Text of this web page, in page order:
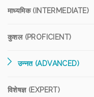
माध्यमिक (INTERMEDIATE)
कुशल (PROFICIENT)
उन्नत (ADVANCED)
विशेषज्ञ (EXPERT)